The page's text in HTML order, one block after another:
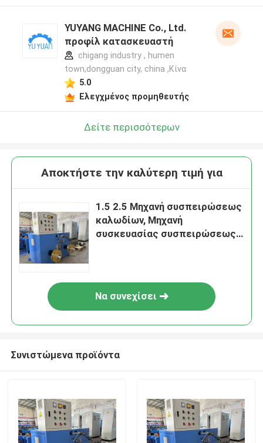
YUYANG MACHINE Co., Ltd.
προφίλ κατασκευαστή
chigang industry , humen
town,dongguan city, china ,Κίνα
5.0
Ελεγχμένος προμηθευτής
Δείτε περισσότερων
Αποκτήστε την καλύτερη τιμή για
1.5 2.5 Μηχανή συσπειρώσεως
καλωδίων, Μηχανή
συσκευασίας συσπειρώσεως
Να συνεχίσει
Συνιστώμενα προϊόντα